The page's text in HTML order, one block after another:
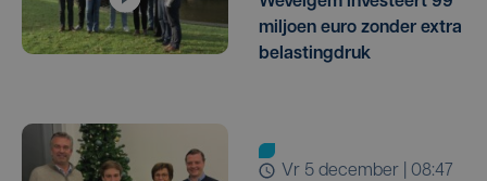
miljoen euro zonder extra
belastingdruk
vr 5 december | 08:47